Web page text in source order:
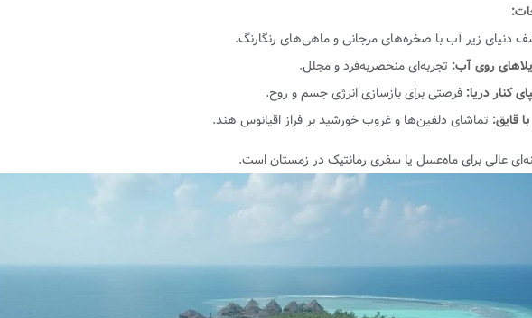
دنیای زیر آب با صخره‌های مرجانی و ماهی‌های رنگارنگ.
روی آب: تجربه‌ای منحصر‌به‌فرد و مجلل.
کنار دریا: فرصتی برای بازسازی انرژی جسم و روح.
قایق: تماشای دلفین‌ها و غروب خورشید بر فراز اقیانوس هند.
عالی برای ماه‌عسل یا سفری رمانتیک در زمستان است.